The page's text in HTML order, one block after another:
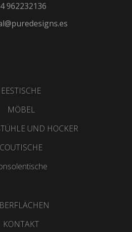
962232136
EESTISCHE
MÖBEL
UND HOCKER
COUTISCHE
KONTAKT